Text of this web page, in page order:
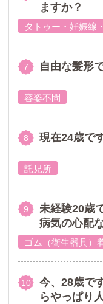
ますか？
タトゥー・妊娠線
自由な髪形
容姿不問
現在24歳で
託児所
未経験20歳
病気の心配
ゴム（衛生器具）
今、28歳で
らやっぱり